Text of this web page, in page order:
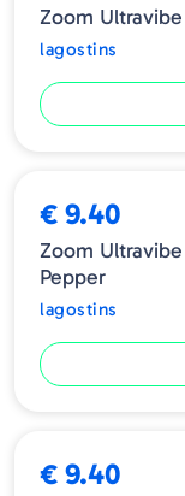
Zoom
lagostins
€ 9.40
Zoom
Pepper
lagostins
€ 9.40